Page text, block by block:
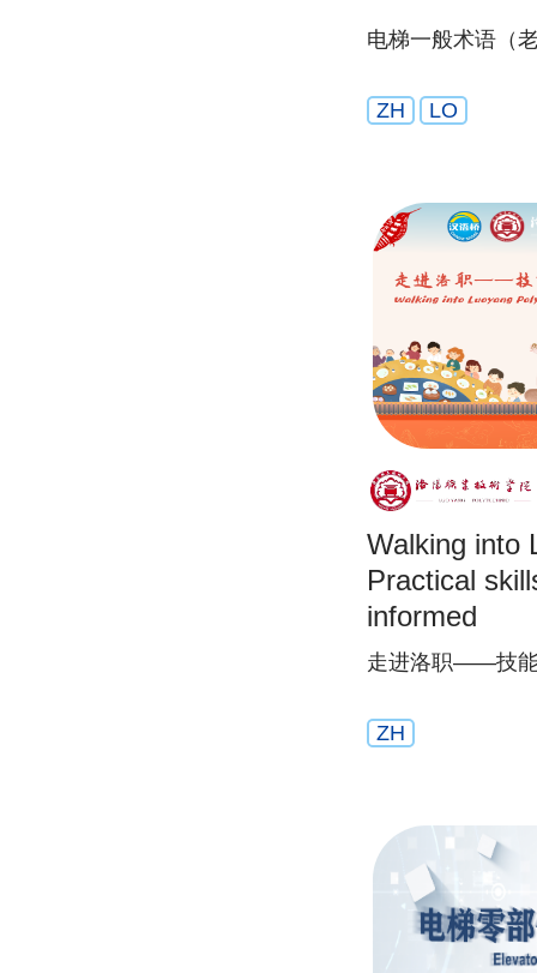
电梯一般术语（
ZH LO
Walking into
Practical
informed
走进洛职——技
ZH